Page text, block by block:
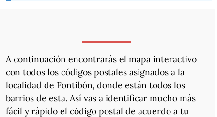
A continuación encontrarás el mapa interactivo
con todos los códigos postales asignados a la
localidad de Fontibón, donde están todos los
barrios de esta. Así vas a identificar mucho más
fácil y rápido el código postal de acuerdo a tu